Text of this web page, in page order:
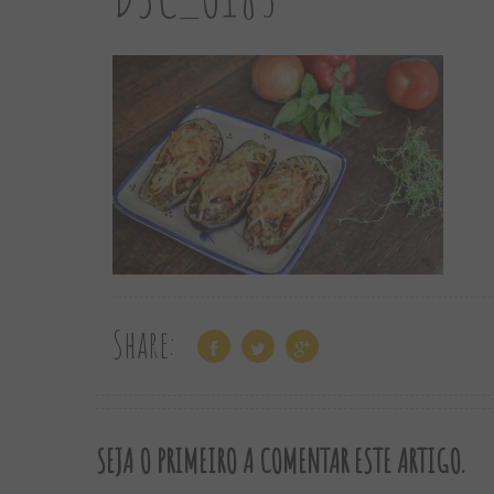
Share:
SEJA O PRIMEIRO A COMENTAR ESTE ARTIGO.